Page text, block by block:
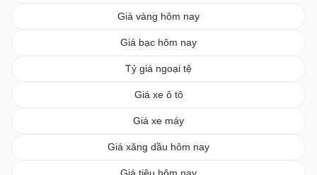
Giá vàng hôm nay
Giá bạc hôm nay
Tỷ giá ngoại tệ
Giá xe ô tô
Giá xe máy
Giá xăng dầu hôm nay